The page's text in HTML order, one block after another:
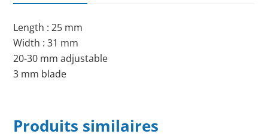
Length : 25 mm
Width : 31 mm
20-30 mm adjustable
3 mm blade
Produits similaires